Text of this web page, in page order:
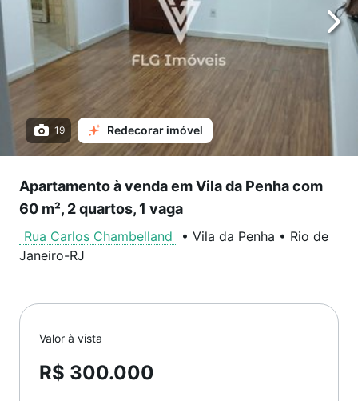
19 Redecorar imóvel
Apartamento à venda em Vila da Penha com
60 m², 2 quartos, 1 vaga
Rua Carlos Chambelland • Vila da Penha • Rio de
Janeiro-RJ
Valor à vista
R$ 300.000